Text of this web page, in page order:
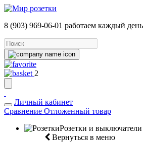
8 (903) 969-06-01 работаем каждый
2
Личный кабинет
Сравнение Отложенный товар
Розетки и выключатели
Вернуться в меню